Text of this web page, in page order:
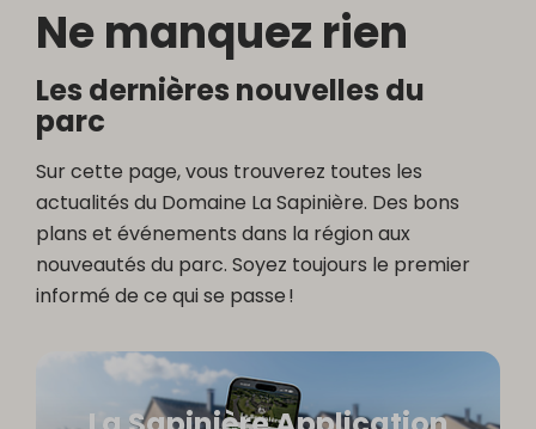
Ne manquez rien
Les dernières nouvelles du
parc
Sur cette page, vous trouverez toutes les
actualités du Domaine La Sapinière. Des bons
plans et événements dans la région aux
nouveautés du parc. Soyez toujours le premier
informé de ce qui se passe !